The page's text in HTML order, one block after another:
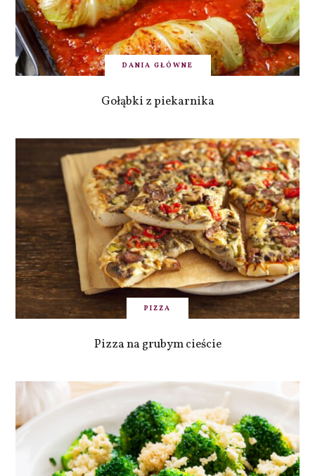
DANIA GŁÓWNE
Gołąbki z piekarnika
PIZZA
Pizza na grubym cieście